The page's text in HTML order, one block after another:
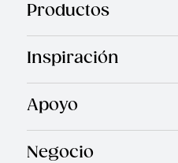
Productos
Mas VendidosCocina
Inspiración
RecetasBlogRoyal TV
Apoyo
ContáctanosQuienes
Negocio